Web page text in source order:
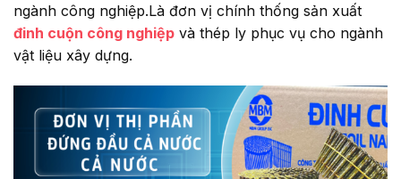
ngành công nghiệp.Là đơn vị chính thống sản xuất
đinh cuộn công nghiệp và thép ly phục vụ cho ngành
vật liệu xây dựng.